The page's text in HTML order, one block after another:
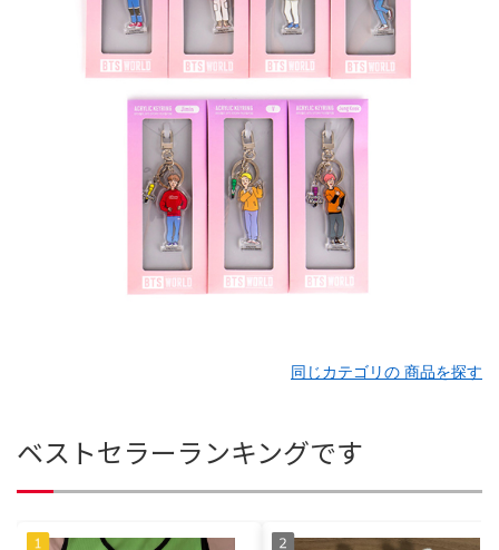
同じカテゴリの 商品を探す
ベストセラーランキングです